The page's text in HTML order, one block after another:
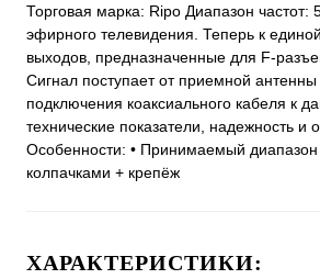
Торговая марка: Ripo Диапазон
эфирного телевидения. Теперь к
выходов, предназначенные для F-
Сигнал поступает от приемной
подключения коаксиального кабеля к
технические показатели, надежность и
Особенности: • Принимаемый
колпачками + крепёж
ХАРАКТЕРИСТИКИ: